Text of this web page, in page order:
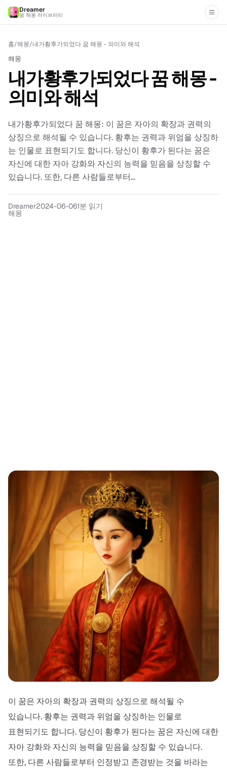
Dreamer
꿈 해몽 라이브러리
홈/해몽/내가황후가되었다 꿈 해몽 - 의미와 해석
해몽
내가황후가되었다 꿈 해몽 -
의미와 해석
내가황후가되었다 꿈 해몽: 이 꿈은 자아의 확장과 권력의
상징으로 해석될 수 있습니다. 황후는 권력과 위엄을 상징하
는 인물로 표현되기도 합니다. 당신이 황후가 된다는 꿈은
자신에 대한 자아 강화와 자신의 능력을 믿음을 상징할 수
있습니다. 또한, 다른 사람들로부터...
Dreamer2024-06-061분 읽기
해몽
이 꿈은 자아의 확장과 권력의 상징으로 해석될 수
있습니다. 황후는 권력과 위엄을 상징하는 인물로
표현되기도 합니다. 당신이 황후가 된다는 꿈은 자신에 대한
자아 강화와 자신의 능력을 믿음을 상징할 수 있습니다.
또한, 다른 사람들로부터 인정받고 존경받는 것을 바라는